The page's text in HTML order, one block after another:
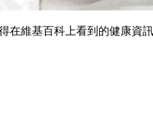
在維基百科上看到的健康資